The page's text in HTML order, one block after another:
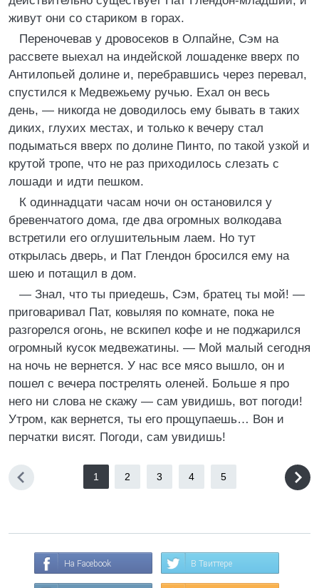
живут они со стариком в горах.
Переночевав у дровосеков в Олпайне, Сэм на
рассвете выехал на индейской лошаденке вверх по
Антилопьей долине и, перебравшись через перевал,
спустился к Медвежьему ручью. Ехал он весь
день, — никогда не доводилось ему бывать в таких
диких, глухих местах, и только к вечеру стал
подыматься вверх по долине Пинто, по такой узкой и
крутой тропе, что не раз приходилось слезать с
лошади и идти пешком.
К одиннадцати часам ночи он остановился у
бревенчатого дома, где два огромных волкодава
встретили его оглушительным лаем. Но тут
открылась дверь, и Пат Глендон бросился ему на
шею и потащил в дом.
— Знал, что ты приедешь, Сэм, братец ты мой! —
приговаривал Пат, ковыляя по комнате, пока не
разгорелся огонь, не вскипел кофе и не поджарился
огромный кусок медвежатины. — Мой малый сегодня
на ночь не вернется. У нас все мясо вышло, он и
пошел с вечера пострелять оленей. Больше я про
него ни слова не скажу — сам увидишь, вот погоди!
Утром, как вернется, ты его прощупаешь… Вон и
перчатки висят. Погоди, сам увидишь!
1 2 3 4 5
На Facebook В Твиттере